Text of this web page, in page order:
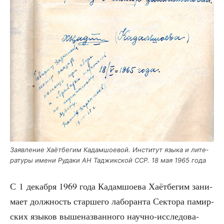
Заяв­ле­ние Хаёт­бе­гим Кадам­шо­е­вой. Инсти­тут язы­ка и лите­
ра­ту­ры име­ни Руда­ки АН Таджик­ской ССР. 18 мая 1965 года
С 1 декаб­ря 1969 года Кадам­шо­е­ва Хаёт­бе­гим зани­
ма­ет долж­ность стар­ше­го лабо­ран­та Сек­то­ра памир­
ских язы­ков выше­на­зван­но­го науч­но-иссле­до­ва­